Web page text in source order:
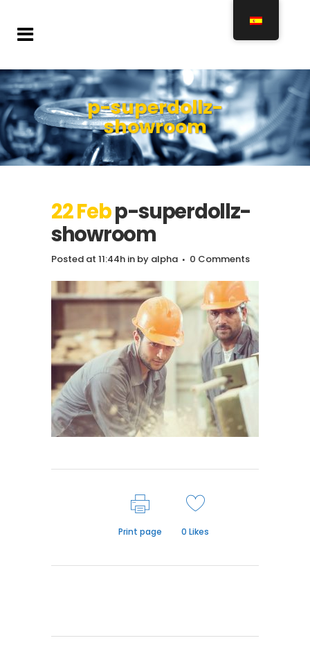
p-superdollz-
showroom
22 Febp-superdollz-
showroom
Posted at 11:44h in by alpha 0 Comments
Print page 0 Likes